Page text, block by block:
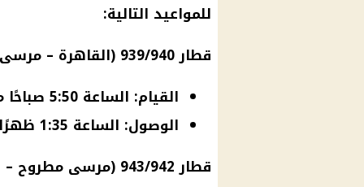
للمواعيد التالية:
قطار 939/940 (القاهرة – مرسى مطروح):
القيام: الساعة 5:50 صباحًا من محطة القاهرة.
الوصول: الساعة 1:35 ظهرًا إلى محطة مرسى مطروح.
قطار 943/942 (
مرسى مطروح –